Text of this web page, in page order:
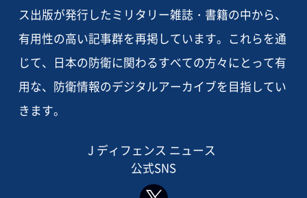
ス出版が発行したミリタリー雑誌・書籍の中から、
有用性の高い記事群を再掲しています。これらを通
じて、日本の防衛に関わるすべての方々にとって有
用な、防衛情報のデジタルアーカイブを目指してい
きます。
J ディフェンス ニュース
公式SNS